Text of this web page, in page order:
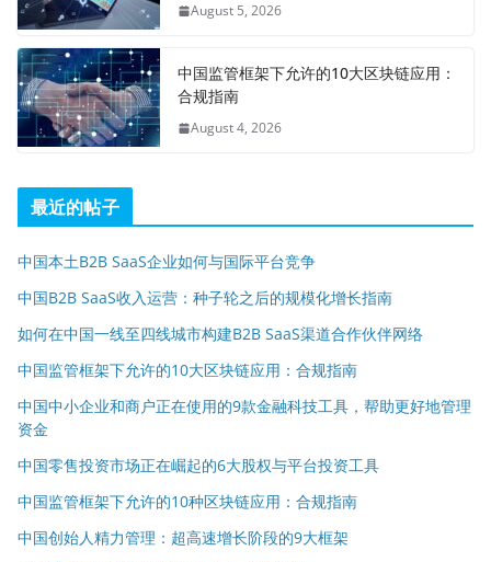
August 5, 2026
中国监管框架下允许的10大区块链应用：
合规指南
August 4, 2026
最近的帖子
中国本土B2B SaaS企业如何与国际平台竞争
中国B2B SaaS收入运营：种子轮之后的规模化增长指南
如何在中国一线至四线城市构建B2B SaaS渠道合作伙伴网络
中国监管框架下允许的10大区块链应用：合规指南
中国中小企业和商户正在使用的9款金融科技工具，帮助更好地管理
资金
中国零售投资市场正在崛起的6大股权与平台投资工具
中国监管框架下允许的10种区块链应用：合规指南
中国创始人精力管理：超高速增长阶段的9大框架